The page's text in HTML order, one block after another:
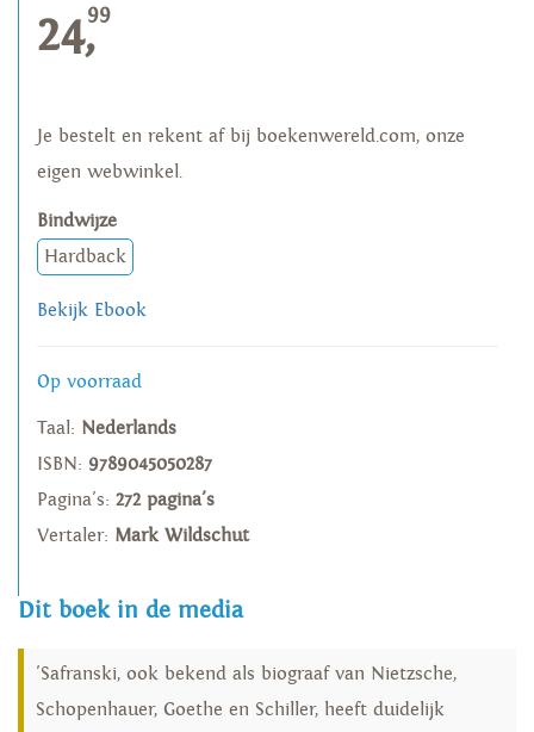
24,99
Je bestelt en rekent af bij boekenwereld.com, onze
eigen webwinkel.
Bindwijze
Hardback
Bekijk Ebook
Op voorraad
Taal: Nederlands
ISBN: 9789045050287
Pagina's: 272 pagina's
Vertaler: Mark Wildschut
Dit boek in de media
'Safranski, ook bekend als biograaf van Nietzsche,
Schopenhauer, Goethe en Schiller, heeft duidelijk